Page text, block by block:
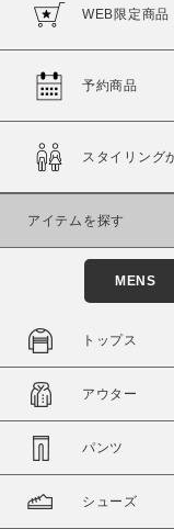
商品タイプ
通常商品
セール価格
在庫
在庫あり
WEB限定商品
予約商品
スタイリング
アイテムを探す
MENS
トップス
アウター
パンツ
シューズ